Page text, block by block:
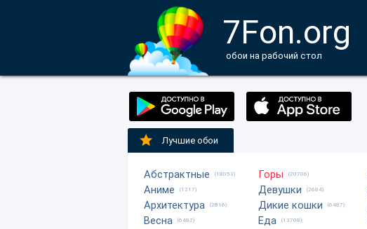
7Fon.org
обои на рабочий стол
Лучшие обои
Абстрактные (18053)
Аниме (1217)
Архитектура (2816)
Весна (6482)
Горы (20706)
Девушки (2684)
Дикие кошки (6487)
Еда (13708)